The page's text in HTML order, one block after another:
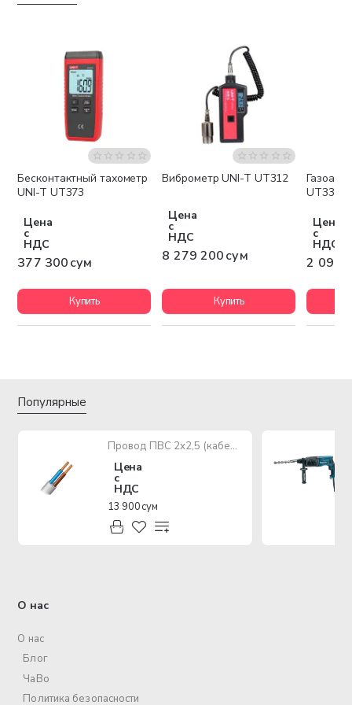
Бесконтактный тахометр
UNI-T UT373
Цена
с
НДС
377 300 сум
Купить
Бесплатная доставка
Виброметр UNI-T UT312
Цена
с
НДС
8 279 200 сум
Купить
UT334E
Цена
с
НДС
2 096
Популярные
Провод ПВС 2х2,5 (кабель медный многожильный)
Цена
с
НДС
13 900 сум
О нас
О нас
Блог
ЧаВо
Политика безопасности